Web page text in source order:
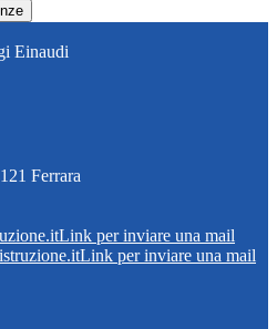
Einaudi
Ferrara
Link per inviare una mail
Link per inviare una mail